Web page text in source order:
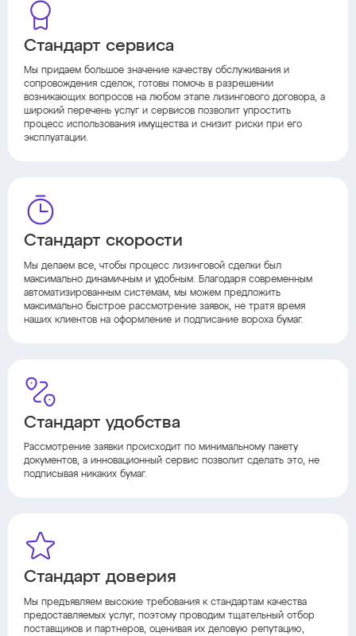
Стандарт сервиса
Мы придаем большое значение качеству обслуживания и
сопровождения сделок, готовы помочь в разрешении
возникающих вопросов на любом этапе лизингового договора, а
широкий перечень услуг и сервисов позволит упростить
процесс использования имущества и снизит риски при его
эксплуатации.
Стандарт скорости
Мы делаем все, чтобы процесс лизинговой сделки был
максимально динамичным и удобным. Благодаря современным
автоматизированным системам, мы можем предложить
максимально быстрое рассмотрение заявок, не тратя время
наших клиентов на оформление и подписание вороха бумаг.
Стандарт удобства
Рассмотрение заявки происходит по минимальному пакету
документов, а инновационный сервис позволит сделать это, не
подписывая никаких бумаг.
Стандарт доверия
Мы предъявляем высокие требования к стандартам качества
предоставляемых услуг, поэтому проводим тщательный отбор
поставщиков и партнеров, оценивая их деловую репутацию,